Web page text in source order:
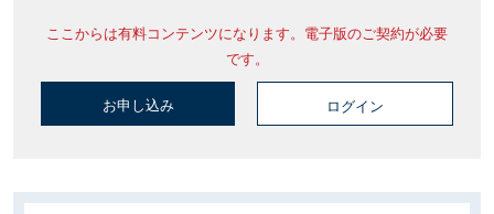
ここからは有料コンテンツになります。電子版のご契約が必要
です。
お申し込み ログイン